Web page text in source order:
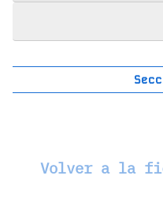
Volver a la